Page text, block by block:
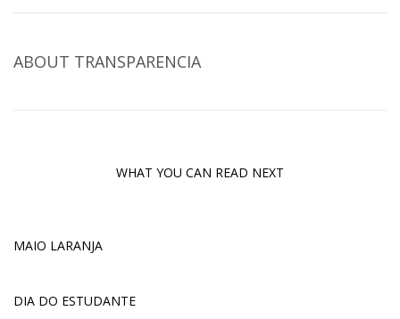
ABOUT TRANSPARENCIA
WHAT YOU CAN READ NEXT
MAIO LARANJA
DIA DO ESTUDANTE